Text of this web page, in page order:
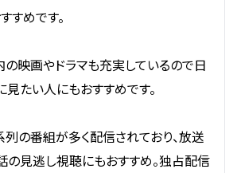
すめです。
映画やドラマも充実しているので日
たい人にもおすすめです。
の番組が多く配信されており、放送
見逃し視聴にもおすすめ。独占配信